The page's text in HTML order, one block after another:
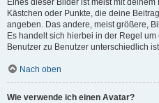
Eines dieser Bilder ist meist mit
Kästchen oder Punkte, die deine
angeben. Das andere, meist größere,
Es handelt sich hierbei in der Regel
Benutzer zu Benutzer unterschiedlich
Nach oben
Wie verwende ich einen Avatar?